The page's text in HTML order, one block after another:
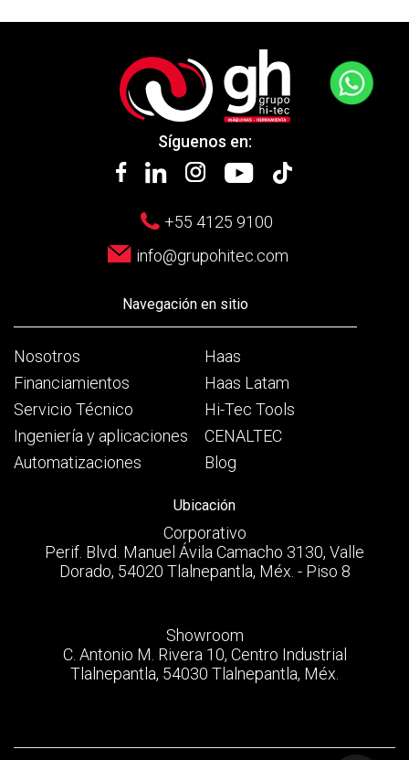
Síguenos en:
+55 4125 9100
info@grupohitec.com
Navegación en sitio
Nosotros
Financiamientos
Servicio Técnico
Ingeniería y aplicaciones
Automatizaciones
Haas
Haas Latam
Hi-Tec Tools
CENALTEC
Blog
Ubicación
Corporativo
Perif. Blvd. Manuel Ávila Camacho 3130, Valle
Dorado, 54020 Tlalnepantla, Méx. - Piso 8
Showroom
C. Antonio M. Rivera 10, Centro Industrial
Tlalnepantla, 54030 Tlalnepantla, Méx.